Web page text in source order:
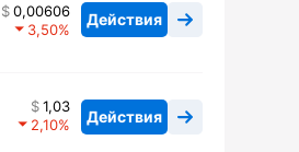
0,00606
3,50
Действия
1,03
2,10
Действия